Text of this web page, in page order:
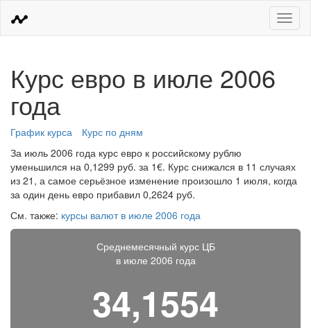
Меню
Курс евро в июле 2006
года
График курса
Курс по дням
За июль 2006 года курс евро к российскому рублю
уменьшился на 0,1299 руб. за 1€. Курс снижался в 11 случаях
из 21, а самое серьёзное изменение произошло 1 июля, когда
за один день евро прибавил 0,2624 руб.
См. также: курсы валют в июле 2006 года
Среднемесячный курс ЦБ
в июле 2006 года
34,1554